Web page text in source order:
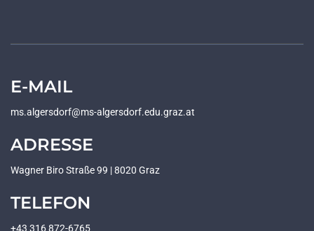
E-MAIL
ms.algersdorf@ms-algersdorf.edu.graz.at
ADRESSE
Wagner Biro Straße 99 | 8020 Graz
TELEFON
+43 316 872-6765